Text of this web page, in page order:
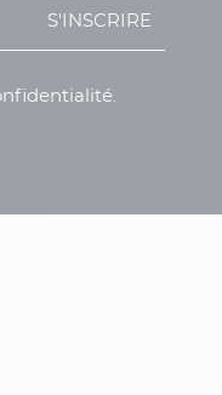
S'INSCRIRE